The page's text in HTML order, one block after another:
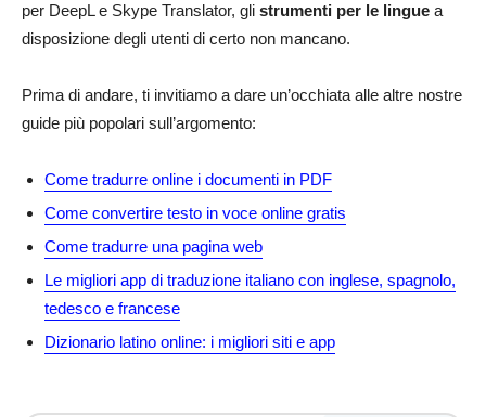
per DeepL e Skype Translator, gli strumenti per le lingue a
disposizione degli utenti di certo non mancano.
Prima di andare, ti invitiamo a dare un’occhiata alle altre nostre
guide più popolari sull’argomento:
Come tradurre online i documenti in PDF
Come convertire testo in voce online gratis
Come tradurre una pagina web
Le migliori app di traduzione italiano con inglese, spagnolo,
tedesco e francese
Dizionario latino online: i migliori siti e app